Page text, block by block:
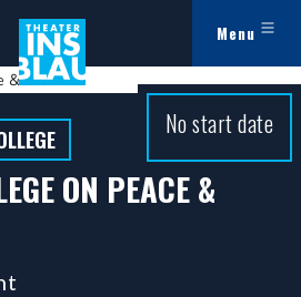
Menu
- Theater in Leiden
ON PEACE &
No start date